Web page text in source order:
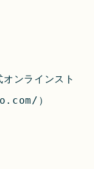
ンラインスト
）